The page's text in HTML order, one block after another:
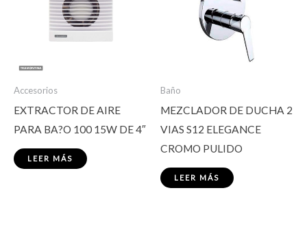
Accesorios
EXTRACTOR DE AIRE
PARA BA?O 100 15W DE 4″
LEER MÁS
Baño
MEZCLADOR DE DUCHA 2
VIAS S12 ELEGANCE
CROMO PULIDO
LEER MÁS